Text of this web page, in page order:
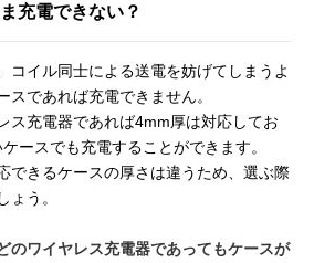
充電できない？
コイル同士による送電を妨げてしまうよ
スであれば充電できません。
ス充電器であれば4mm厚は対応してお
ースでも充電することができます。
できるケースの厚さは違うため、選ぶ際
ょう。
どのワイヤレス充電器であってもケースが